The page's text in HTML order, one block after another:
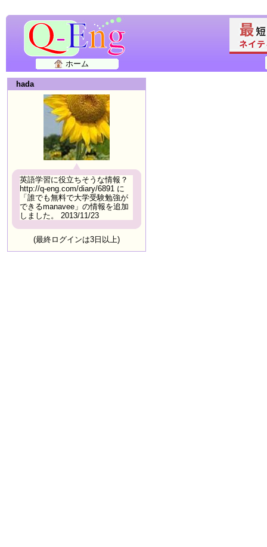
ホーム
hada
英語学習に役立ちそうな情報？
http://q-eng.com/diary/6891 に
「誰でも無料で大学受験勉強が
できるmanavee」の情報を追加
しました。 2013/11/23
(最終ログインは3日以上)